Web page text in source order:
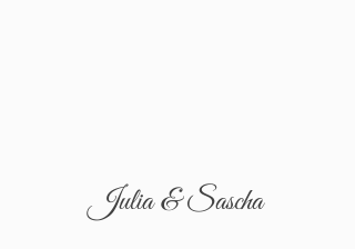
Julia & Sascha